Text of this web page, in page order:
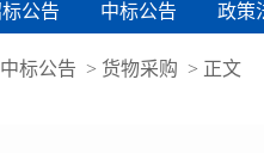
公告
公告 中标公告
中标公告 政策
政策
中标公告 > 货物采购 > 正文